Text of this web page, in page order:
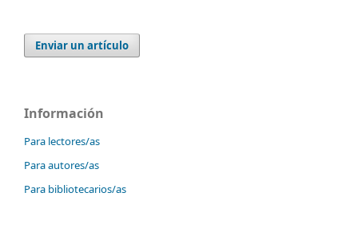
Enviar un artículo
Información
Para lectores/as
Para autores/as
Para bibliotecarios/as